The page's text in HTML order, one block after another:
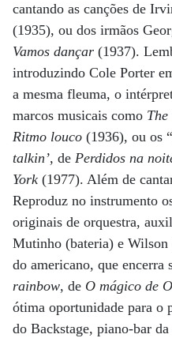
cantando as canções de
(1935), ou dos irmãos
Vamos dançar (1937).
introduzindo Cole Porter
a mesma fleuma, o
marcos musicais como
Ritmo louco (1936), ou os
talkin’, de Perdidos na
York (1977). Além de
Reproduz no instrumento
originais de orquestra,
Mutinho (bateria) e
do americano, que encerra
rainbow, de O mágico de
ótima oportunidade para o
do Backstage, piano-bar